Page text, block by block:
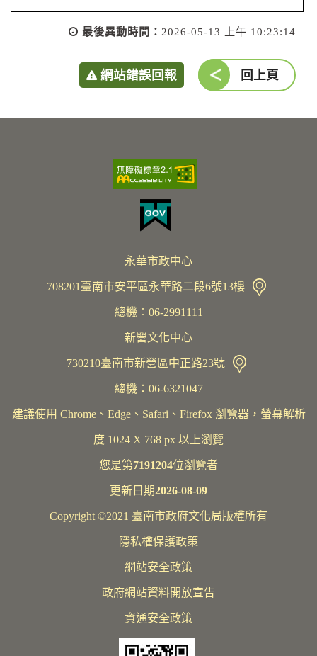
最後異動時間： 2026-05-13 上午 10:23:14
網站錯誤回報 回上頁
永華市政中心
708201臺南市安平區永華路二段6號13樓
總機︰06-2991111
新營文化中心
730210臺南市新營區中正路23號
總機：06-6321047
建議使用 Chrome、Edge、Safari、Firefox 瀏覽器，螢幕解析
度 1024 X 768 px 以上瀏覽
您是第7191204位瀏覽者
更新日期2026-08-09
Copyright ©2021 臺南市政府文化局版權所有
隱私權保護政策
網站安全政策
政府網站資料開放宣告
資通安全政策